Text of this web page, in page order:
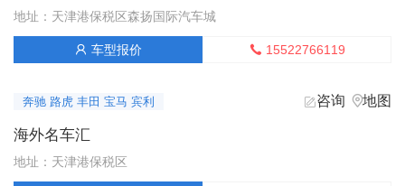
美规24款 3.5T 混动 四驱 LTD TRD越野包
105万-105万 获取底价
参考价：115万-116万
美规24款 3.5T 混动 四驱 TRD Pro
地址：天津港保税区森扬国际汽车城
 车型报价  15522766119
奔驰 路虎 丰田 宝马 宾利 咨询 地图
海外名车汇
地址：天津港保税区